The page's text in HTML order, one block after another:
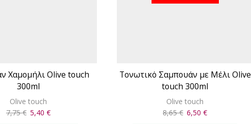
Χαμομήλι Olive touch
300ml
Olive touch
7,75€ Original
5,40 €Η
Τονωτικό Σαμπουάν με Μέλι Olive
touch 300ml
Olive touch
8,65€ Original
6,50€Η